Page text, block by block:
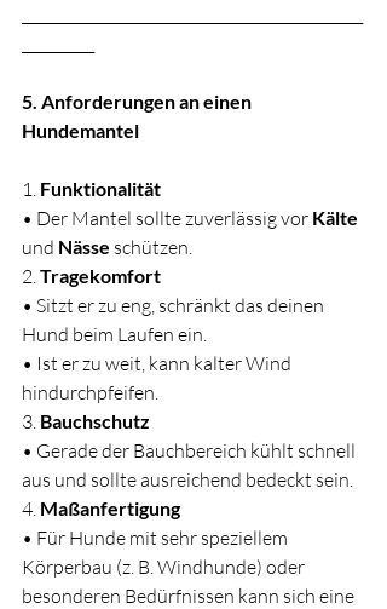
5. Anforderungen an einen
Hundemantel
1. Funktionalität
• Der Mantel sollte zuverlässig vor Kälte
und Nässe schützen.
2. Tragekomfort
• Sitzt er zu eng, schränkt das deinen
Hund beim Laufen ein.
• Ist er zu weit, kann kalter Wind
hindurchpfeifen.
3. Bauchschutz
• Gerade der Bauchbereich kühlt schnell
aus und sollte ausreichend bedeckt sein.
4. Maßanfertigung
• Für Hunde mit sehr speziellem
Körperbau (z. B. Windhunde) oder
besonderen Bedürfnissen kann sich eine